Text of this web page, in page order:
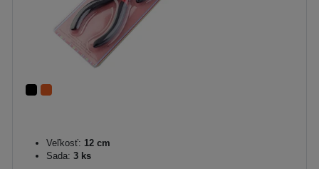
Veľkosť: 12 cm
Sada: 3 ks